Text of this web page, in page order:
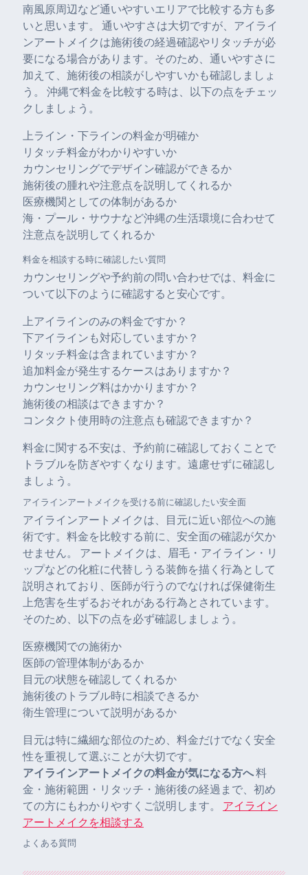
南風原周辺など通いやすいエリアで比較する方も多
いと思います。 通いやすさは大切ですが、アイライ
ンアートメイクは施術後の経過確認やリタッチが必
要になる場合があります。そのため、通いやすさに
加えて、施術後の相談がしやすいかも確認しましょ
う。 沖縄で料金を比較する時は、以下の点をチェッ
クしましょう。
上ライン・下ラインの料金が明確か
リタッチ料金がわかりやすいか
カウンセリングでデザイン確認ができるか
施術後の腫れや注意点を説明してくれるか
医療機関としての体制があるか
海・プール・サウナなど沖縄の生活環境に合わせて
注意点を説明してくれるか
料金を相談する時に確認したい質問
カウンセリングや予約前の問い合わせでは、料金に
ついて以下のように確認すると安心です。
上アイラインのみの料金ですか？
下アイラインも対応していますか？
リタッチ料金は含まれていますか？
追加料金が発生するケースはありますか？
カウンセリング料はかかりますか？
施術後の相談はできますか？
コンタクト使用時の注意点も確認できますか？
料金に関する不安は、予約前に確認しておくことで
トラブルを防ぎやすくなります。遠慮せずに確認し
ましょう。
アイラインアートメイクを受ける前に確認したい安全面
アイラインアートメイクは、目元に近い部位への施
術です。料金を比較する前に、安全面の確認が欠か
せません。 アートメイクは、眉毛・アイライン・リ
ップなどの化粧に代替しうる装飾を描く行為として
説明されており、医師が行うのでなければ保健衛生
上危害を生ずるおそれがある行為とされています。
そのため、以下の点を必ず確認しましょう。
医療機関での施術か
医師の管理体制があるか
目元の状態を確認してくれるか
施術後のトラブル時に相談できるか
衛生管理について説明があるか
目元は特に繊細な部位のため、料金だけでなく安全
性を重視して選ぶことが大切です。
アイラインアートメイクの料金が気になる方へ料
金・施術範囲・リタッチ・施術後の経過まで、初め
ての方にもわかりやすくご説明します。 アイライン
アートメイクを相談する
よくある質問